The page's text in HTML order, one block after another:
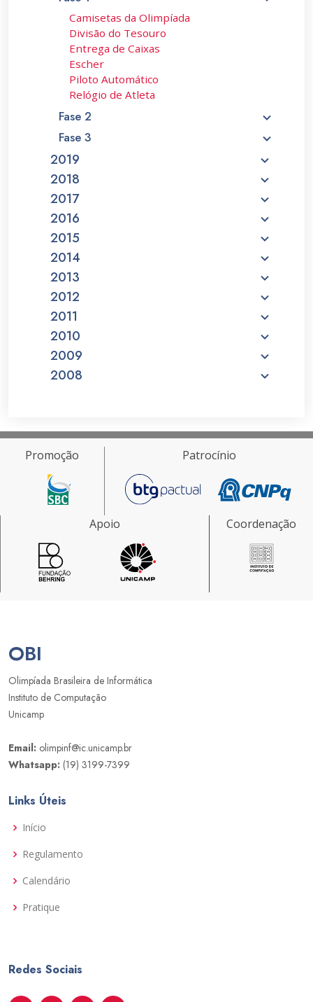
Camisetas da Olimpíada
Divisão do Tesouro
Entrega de Caixas
Escher
Piloto Automático
Relógio de Atleta
Fase 2
Fase 3
2019
2018
2017
2016
2015
2014
2013
2012
2011
2010
2009
2008
Promoção Patrocínio
Apoio Coordenação
OBI
Olimpíada Brasileira de Informática
Instituto de Computação
Unicamp
Email: olimpinf@ic.unicamp.br
Whatsapp: (19) 3199-7399
Links Úteis
Início
Regulamento
Calendário
Pratique
Redes Sociais